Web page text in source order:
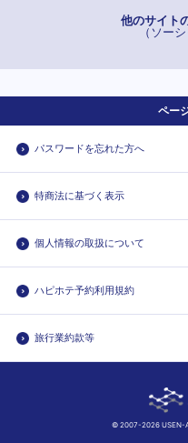
大町
端岡
八栗
八栗口
八栗新道
片原町
木太町
他のサイト
（ソー
ペー
パスワードを忘れた方へ
特商法に基づく表示
個人情報の取扱について
ハピホテ予約利用規約
旅行業約款等
© 2007-2026 USEN-